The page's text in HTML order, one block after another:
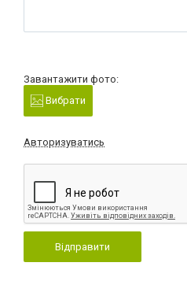
Завантажити фото:
Вибрати
Авторизуватись
Відправити